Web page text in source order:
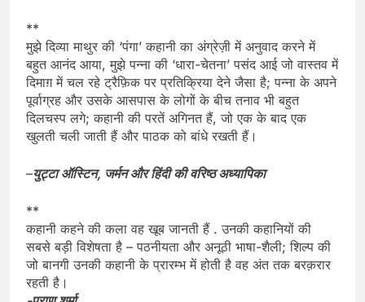
**
मुझे दिव्या माथुर की ‘पंगा’ कहानी का अंग्रेज़ी में अनुवाद करने में
बहुत आनंद आया, मुझे पन्ना की ‘धारा-चेतना’ पसंद आई जो वास्तव में
दिमाग़ में चल रहे ट्रैफ़िक पर प्रतिक्रिया देने जैसा है; पन्ना के अपने
पूर्वाग्रह और उसके आसपास के लोगों के बीच तनाव भी बहुत
दिलचस्प लगे; कहानी की परतें अगिनत हैं, जो एक के बाद एक
खुलती चली जाती हैं और पाठक को बांधे रखती हैं।
–युट्टा ऑस्टिन, जर्मन और हिंदी की वरिष्ठ अध्यापिका
**
कहानी कहने की कला वह खूब जानती हैं . उनकी कहानियों की
सबसे बड़ी विशेषता है – पठनीयता और अनूठी भाषा-शैली; शिल्प की
जो बानगी उनकी कहानी के प्रारम्भ में होती है वह अंत तक बरक़रार
रहती है।